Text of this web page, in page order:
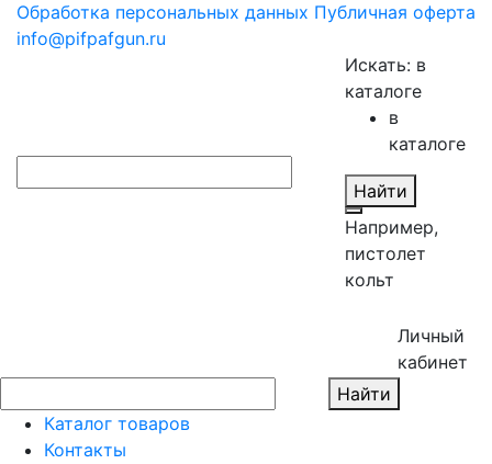
Обработка персональных данных Публичная оферта
info@pifpafgun.ru
Искать: в
каталоге
в
каталоге
Найти
Например,
пистолет
кольт
Личный
кабинет
Найти
Каталог товаров
Контакты